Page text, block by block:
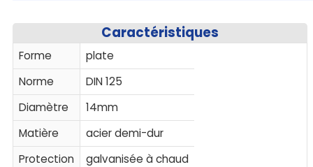
Caractéristiques
Forme
plate
Norme
DIN 125
Diamètre
14mm
Matière
acier demi-dur
Protection
galvanisée à chaud